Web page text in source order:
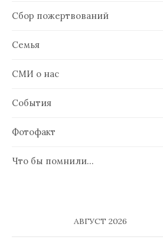
Сбор пожертвований
Семья
СМИ о нас
События
Фотофакт
Что бы помнили…
АВГУСТ 2026